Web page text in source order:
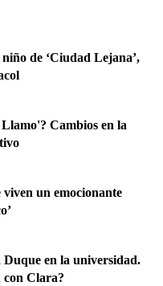
de ‘Ciudad Lejana’,
Cambios en la
un emocionante
Duque en la universidad.
con Clara?